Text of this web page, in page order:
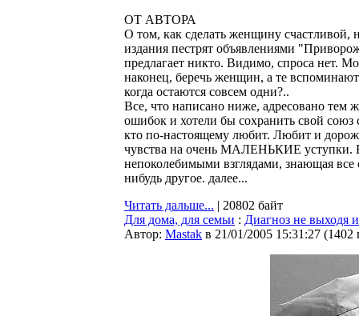
ОТ АВТОРА
О том, как сделать женщину счастливой,
издания пестрят объявлениями
предлагает никто. Видимо, спроса нет.
наконец, беречь женщин, а те
когда остаются совсем одни?..
Все, что написано ниже, адресовано тем
ошибок и хотели бы сохранить свой
кто по-настоящему любит. Любит и
чувства на очень МАЛЕНЬКИЕ уступки.
непоколебимыми взглядами, знающая
нибудь другое. далее...
Читать дальше... | 20802 байт
Для дома, для семьи : Диагноз не выходя
Автор: Мastak в 21/01/2005 15:31:27 (1402